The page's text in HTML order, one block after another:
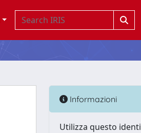
Informazioni
Utilizza questo